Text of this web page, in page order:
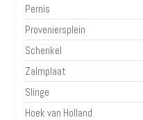
Pernis
Proveniersplein
Schenkel
Zalmplaat
Slinge
Hoek van Holland